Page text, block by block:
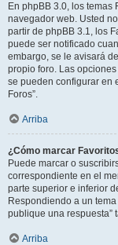
En phpBB 3.0, los temas
navegador web. Usted
partir de phpBB 3.1, los
puede ser notificado
embargo, se le avisará
propio foro. Las
se pueden configurar en
Foros”.
Arriba
¿Cómo marcar
Puede marcar o
correspondiente en el
parte superior e inferior
Respondiendo a un
publique una respuesta”
Arriba